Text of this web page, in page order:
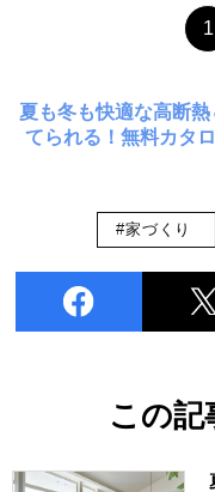
1
夏も冬も快適な高断
てられる！無料カタ
#家づくり
この記